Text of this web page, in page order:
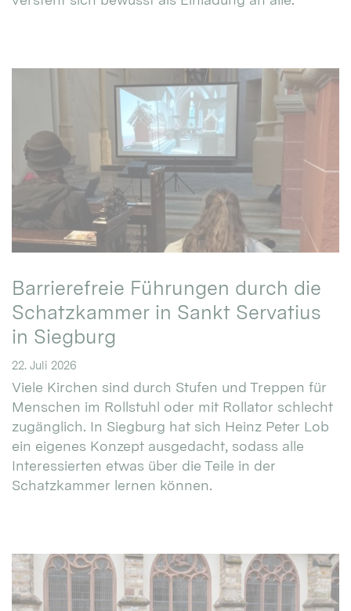
Barrierefreie Führungen durch die
Schatzkammer in Sankt Servatius
in Siegburg
22. Juli 2026
Viele Kirchen sind durch Stufen und Treppen für
Menschen im Rollstuhl oder mit Rollator schlecht
zugänglich. In Siegburg hat sich Heinz Peter Lob
ein eigenes Konzept ausgedacht, sodass alle
Interessierten etwas über die Teile in der
Schatzkammer lernen können.